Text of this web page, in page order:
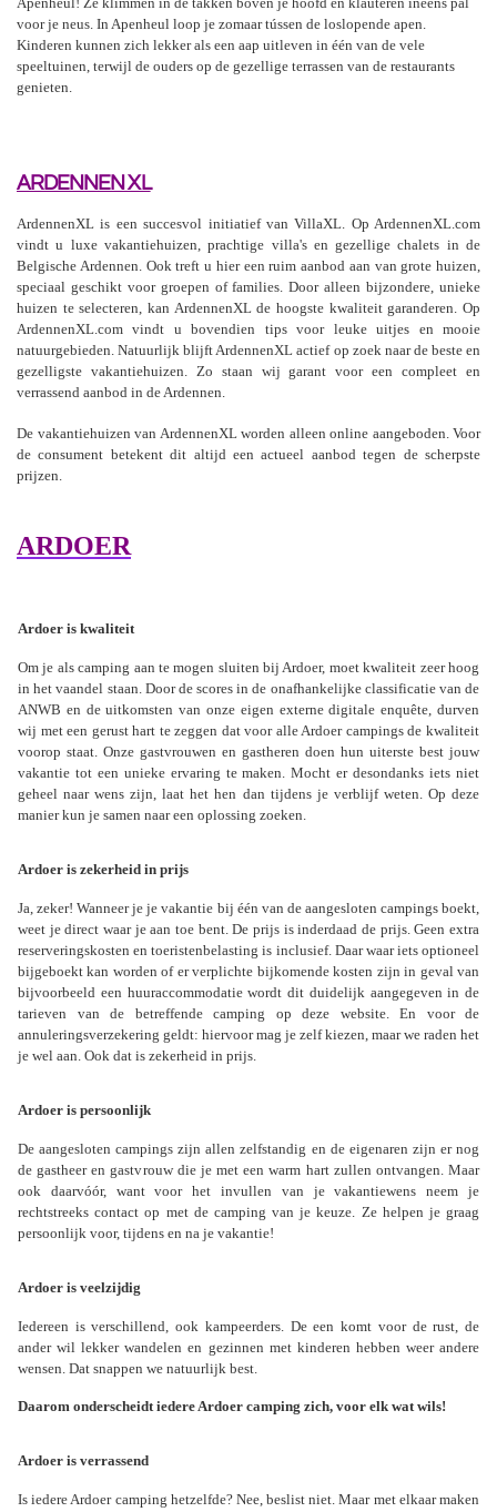
voor je neus. In Apenheul loop je zomaar tússen de loslopende apen.
Kinderen kunnen zich lekker als een aap uitleven in één van de vele
speeltuinen, terwijl de ouders op de gezellige terrassen van de restaurants
genieten.
ARDENNEN XL
ArdennenXL is een succesvol initiatief van VillaXL. Op ArdennenXL.com
vindt u luxe vakantiehuizen, prachtige villa's en gezellige chalets in de
Belgische Ardennen. Ook treft u hier een ruim aanbod aan van grote huizen,
speciaal geschikt voor groepen of families. Door alleen bijzondere, unieke
huizen te selecteren, kan ArdennenXL de hoogste kwaliteit garanderen. Op
ArdennenXL.com vindt u bovendien tips voor leuke uitjes en mooie
natuurgebieden. Natuurlijk blijft ArdennenXL actief op zoek naar de beste en
gezelligste vakantiehuizen. Zo staan wij garant voor een compleet en
verrassend aanbod in de Ardennen.
De vakantiehuizen van ArdennenXL worden alleen online aangeboden. Voor
de consument betekent dit altijd een actueel aanbod tegen de scherpste
prijzen.
ARDOER
Ardoer is kwaliteit
Om je als camping aan te mogen sluiten bij Ardoer, moet kwaliteit zeer hoog
in het vaandel staan. Door de scores in de onafhankelijke classificatie van de
ANWB en de uitkomsten van onze eigen externe digitale enquête, durven
wij met een gerust hart te zeggen dat voor alle Ardoer campings de kwaliteit
voorop staat. Onze gastvrouwen en gastheren doen hun uiterste best jouw
vakantie tot een unieke ervaring te maken. Mocht er desondanks iets niet
geheel naar wens zijn, laat het hen dan tijdens je verblijf weten. Op deze
manier kun je samen naar een oplossing zoeken.
Ardoer is zekerheid in prijs
Ja, zeker! Wanneer je je vakantie bij één van de aangesloten campings boekt,
weet je direct waar je aan toe bent. De prijs is inderdaad de prijs. Geen extra
reserveringskosten en toeristenbelasting is inclusief. Daar waar iets optioneel
bijgeboekt kan worden of er verplichte bijkomende kosten zijn in geval van
bijvoorbeeld een huuraccommodatie wordt dit duidelijk aangegeven in de
tarieven van de betreffende camping op deze website. En voor de
annuleringsverzekering geldt: hiervoor mag je zelf kiezen, maar we raden het
je wel aan. Ook dat is zekerheid in prijs.
Ardoer is persoonlijk
De aangesloten campings zijn allen zelfstandig en de eigenaren zijn er nog
de gastheer en gastvrouw die je met een warm hart zullen ontvangen. Maar
ook daarvóór, want voor het invullen van je vakantiewens neem je
rechtstreeks contact op met de camping van je keuze. Ze helpen je graag
persoonlijk voor, tijdens en na je vakantie!
Ardoer is veelzijdig
Iedereen is verschillend, ook kampeerders. De een komt voor de rust, de
ander wil lekker wandelen en gezinnen met kinderen hebben weer andere
wensen. Dat snappen we natuurlijk best.
Daarom onderscheidt iedere Ardoer camping zich, voor elk wat wils!
Ardoer is verrassend
Is iedere Ardoer camping hetzelfde? Nee, beslist niet. Maar met elkaar maken